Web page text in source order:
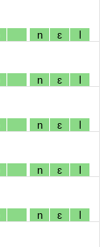
n ɛ l
n ɛ l
n ɛ l
n ɛ l
n ɛ l